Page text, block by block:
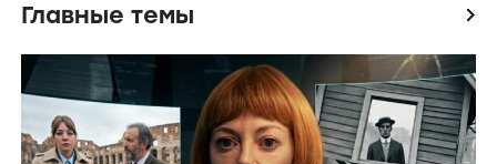
Главные темы icon